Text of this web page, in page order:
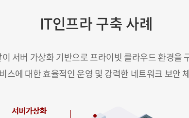
IT인프라 구축 사례
서버 가상화 기반으로 프라이빗 클라우드 환경을
스에 대한 효율적인 운영 및 강력한 네트워크 보안